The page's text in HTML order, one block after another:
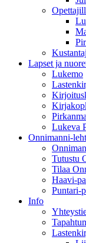
Lapset ja
Lukemo
Lukeva
Onnimanni-
Tutustu
Tilaa
Haavi-
Puntari-
Info